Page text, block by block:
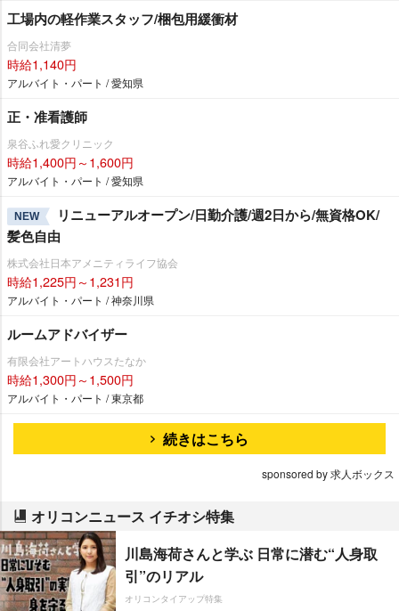
工場内の軽作業スタッフ/梱包用緩衝材
合同会社清夢
時給1,140円
アルバイト・パート / 愛知県
正・准看護師
泉谷ふれ愛クリニック
時給1,400円～1,600円
アルバイト・パート / 愛知県
NEW
リニューアルオープン/日勤介護/週2日から/無資格OK/
髪色自由
株式会社日本アメニティライフ協会
時給1,225円～1,231円
アルバイト・パート / 神奈川県
ルームアドバイザー
有限会社アートハウスたなか
時給1,300円～1,500円
アルバイト・パート / 東京都
続きはこちら
sponsored by 求人ボックス
オリコンニュース イチオシ特集
川島海荷さんと学ぶ 日常に潜む“人身取
引”のリアル
オリコンタイアップ特集